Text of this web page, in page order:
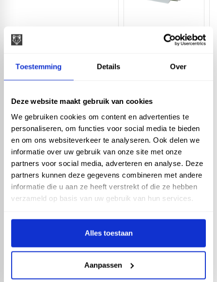
Toestemming Details Over
Deze website maakt gebruik van cookies
We gebruiken cookies om content en advertenties te
personaliseren, om functies voor social media te bieden
en om ons websiteverkeer te analyseren. Ook delen we
informatie over uw gebruik van onze site met onze
partners voor social media, adverteren en analyse. Deze
partners kunnen deze gegevens combineren met andere
informatie die u aan ze heeft verstrekt of die ze hebben
verzameld op basis van uw gebruik van hun services.
Alles toestaan
Aanpassen
2,5 mtr
Vario - PVC Kliklijst wit -
2 mtr
Artikelnummer: 13356
22,87 incl. BTW
18,90 excl. BTW
In winkelwagen
Een kliklijst wordt gebruikt om de
kanaalplaten netjes mee af te
werken. Zoals de naam al zegt klikt